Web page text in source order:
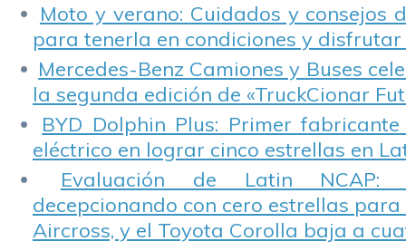
Moto y verano: Cuidados y consejos
para tenerla en condiciones y disfrutar
Mercedes-Benz Camiones y Buses
la segunda edición de «TruckCionar
BYD Dolphin Plus: Primer
eléctrico en lograr cinco estrellas en
Evaluación de Latin NCAP:
decepcionando con cero estrellas para
Aircross, y el Toyota Corolla baja a